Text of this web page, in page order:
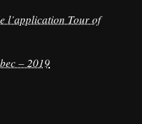
l’application Tour of
– 2019